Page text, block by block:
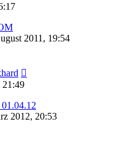
2011, 19:54
21:49
2012, 20:53